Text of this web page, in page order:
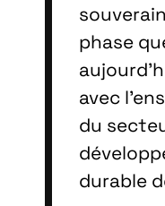
phase
avec
du
durable